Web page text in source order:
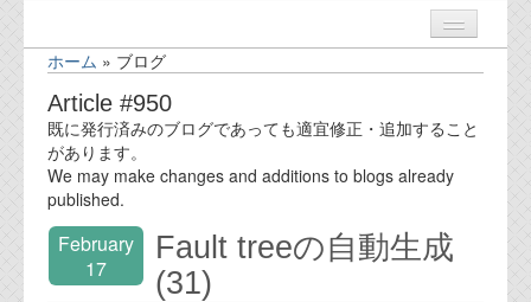
ニュース
業務内容
会社案内
ホーム » ブログ
Article #950
既に発行済みのブログであっても適宜修正・追加すること
があります。
We may make changes and additions to blogs already
published.
February
17
Fault treeの自動生成
(31)